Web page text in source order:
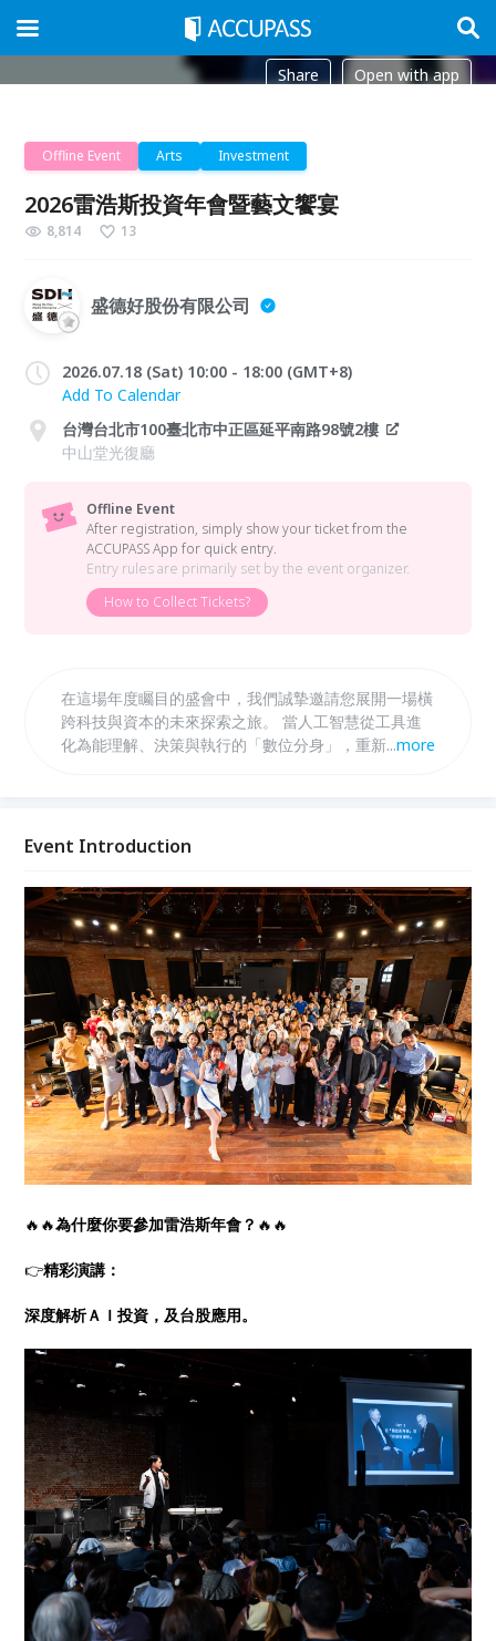
Share Open with app
Offline Event Arts Investment
2026雷浩斯投資年會暨藝文饗宴
8,814 13
盛德好股份有限公司
2026.07.18 (Sat) 10:00 - 18:00 (GMT+8)
Add To Calendar
台灣台北市100臺北市中正區延平南路98號2樓
中山堂光復廳
Offline Event
After registration, simply show your ticket from the
ACCUPASS App for quick entry.
Entry rules are primarily set by the event organizer.
How to Collect Tickets?
在這場年度矚目的盛會中，我們誠摯邀請您展開一場橫
跨科技與資本的未來探索之旅。 當人工智慧從工具進
化為能理解、決策與執行的「數位分身」，重新定義生
演關鍵角色。 在爵士樂、佳餚與交流之中，這不僅是
對話。
...more
Event Introduction
🔥🔥為什麼你要參加雷浩斯年會？ 🔥🔥
👉精彩演講：
深度解析ＡＩ投資，及台股應用。